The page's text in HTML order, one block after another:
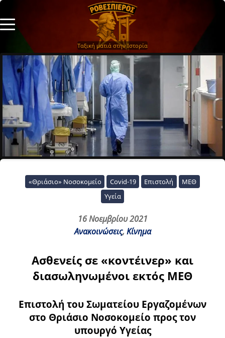
Ταξική ματιά στην Ιστορία
«Θριάσιο» Νοσοκομείο Covid-19 Επιστολή
ΜΕΘ
Υγεία
16 Νοεμβρίου 2021
Ανακοινώσεις, Κίνημα
Ασθενείς σε «κοντέινερ» και
διασωληνωμένοι εκτός ΜΕΘ
Επιστολή του Σωματείου Εργαζομένων
στο Θριάσιο Νοσοκομείο προς τον
υπουργό Υγείας